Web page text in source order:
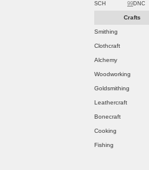
SCH 99DNC
Crafts
Smithing
Clothcraft
Alchemy
Woodworking
Goldsmithing
Leathercraft
Bonecraft
Cooking
Fishing